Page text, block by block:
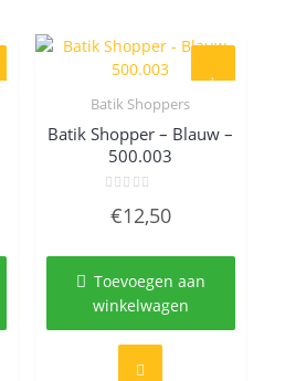
Batik Shoppers
Batik Shopper – Blauw –
500.003
0
uit
€12,50
Toevoegen aan
winkelwagen